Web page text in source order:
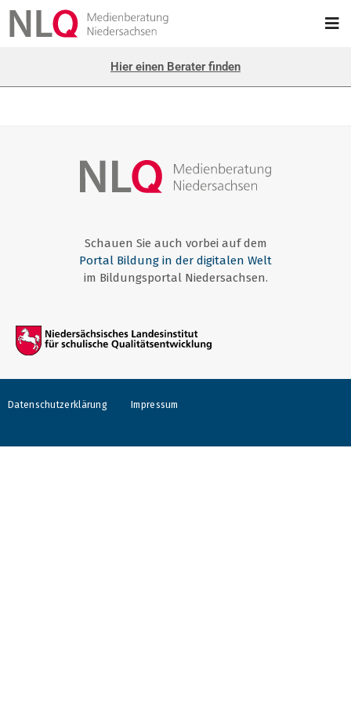
Hier einen Berater finden
Schauen Sie auch vorbei auf dem
Portal Bildung in der digitalen Welt
im Bildungsportal Niedersachsen.
Datenschutzerklärung Impressum